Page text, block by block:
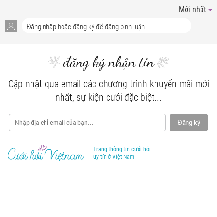
Mới nhất
đăng ký nhận tin
Cập nhật qua email các chương trình khuyến mãi mới
nhất, sự kiện cưới đặc biệt...
Đăng ký
Trang thông tin cưới hỏi
uy tín ở Việt Nam